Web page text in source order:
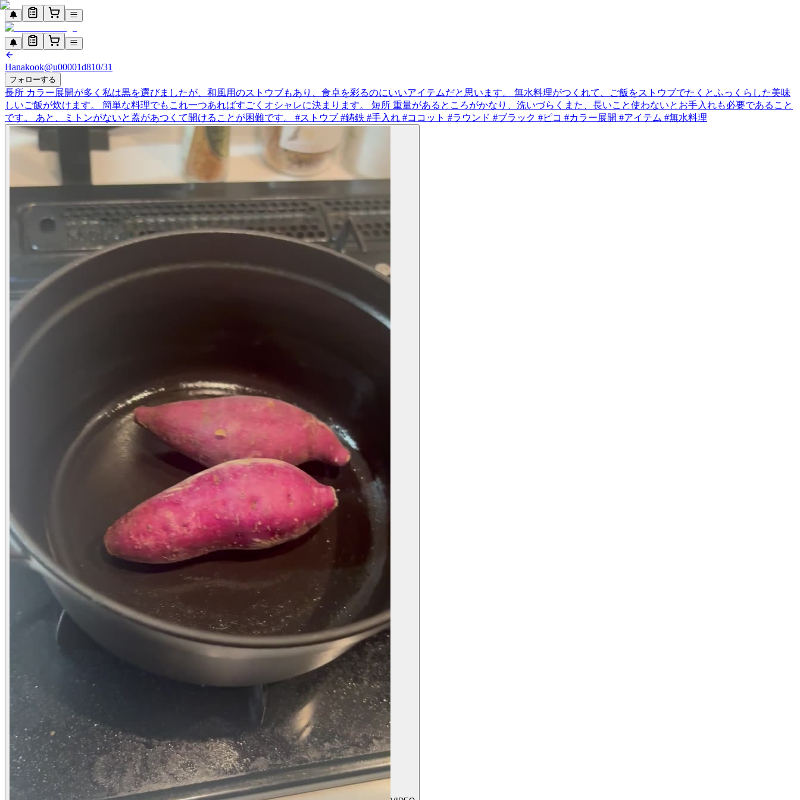
Hanakook@u00001d810/31
フォローする
長所 カラー展開が多く私は黒を選びましたが、和風用のストウブもあり、食卓を彩るのにいいアイテムだと思います。 無水料理がつくれて、ご飯をストウブでたくとふっくらした美味
しいご飯が炊けます。 簡単な料理でもこれ一つあればすごくオシャレに決まります。 短所 重量があるところがかなり、洗いづらくまた、長いこと使わないとお手入れも必要であること
です。 あと、ミトンがないと蓋があつくて開けることが困難です。 #ストウブ #鋳鉄 #手入れ #ココット #ラウンド #ブラック #ピコ #カラー展開 #アイテム #無水料理